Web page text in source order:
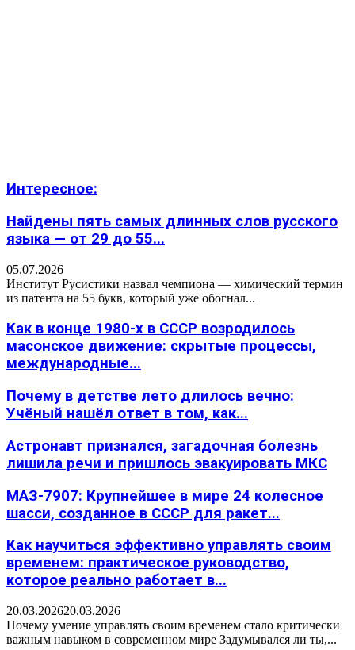
Интересное:
Найдены пять самых длинных слов русского
языка — от 29 до 55...
05.07.2026
Институт Русистики назвал чемпиона — химический термин
из патента на 55 букв, который уже обогнал...
Как в конце 1980-х в СССР возродилось
масонское движение: скрытые процессы,
международные...
Почему в детстве лето длилось вечно:
Учёный нашёл ответ в том, как...
Астронавт признался, загадочная болезнь
лишила речи и пришлось эвакуировать МКС
МАЗ-7907: Крупнейшее в мире 24 колесное
шасси, созданное в СССР для ракет...
Как научиться эффективно управлять своим
временем: практическое руководство,
которое реально работает в...
20.03.202620.03.2026
Почему умение управлять своим временем стало критически
важным навыком в современном мире Задумывался ли ты,...